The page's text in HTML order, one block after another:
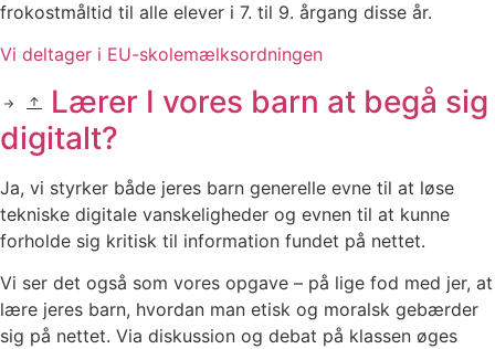
frokostmåltid til alle elever i 7. til 9. årgang disse år.
Vi deltager i EU-skolemælksordningen
Lærer I vores barn at begå sig
digitalt?
Ja, vi styrker både jeres barn generelle evne til at løse
tekniske digitale vanskeligheder og evnen til at kunne
forholde sig kritisk til information fundet på nettet.
Vi ser det også som vores opgave – på lige fod med jer, at
lære jeres barn, hvordan man etisk og moralsk gebærder
sig på nettet. Via diskussion og debat på klassen øges